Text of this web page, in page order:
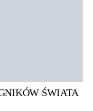
ŚWIATA